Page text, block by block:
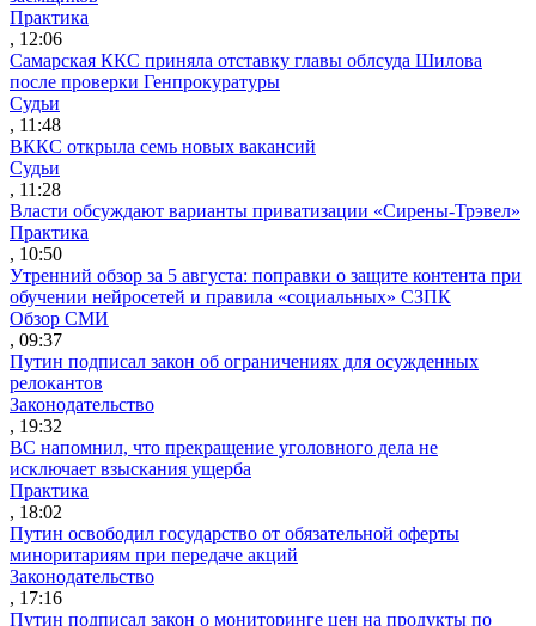
Практика
, 12:06
Самарская ККС приняла отставку главы облсуда Шилова
после проверки Генпрокуратуры
Судьи
, 11:48
ВККС открыла семь новых вакансий
Судьи
, 11:28
Власти обсуждают варианты приватизации «Сирены-Трэвел»
Практика
, 10:50
Утренний обзор за 5 августа: поправки о защите контента при
обучении нейросетей и правила «социальных» СЗПК
Обзор СМИ
, 09:37
Путин подписал закон об ограничениях для осужденных
релокантов
Законодательство
, 19:32
ВС напомнил, что прекращение уголовного дела не
исключает взыскания ущерба
Практика
, 18:02
Путин освободил государство от обязательной оферты
миноритариям при передаче акций
Законодательство
, 17:16
Путин подписал закон о мониторинге цен на продукты по